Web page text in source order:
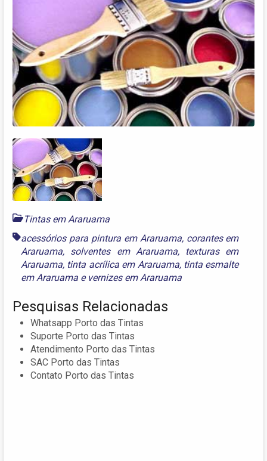
Tintas em Araruama
acessórios para pintura em Araruama, corantes em
Araruama, solventes em Araruama, texturas em
Araruama, tinta acrílica em Araruama, tinta esmalte
em Araruama e vernizes em Araruama
Pesquisas Relacionadas
Whatsapp Porto das Tintas
Suporte Porto das Tintas
Atendimento Porto das Tintas
SAC Porto das Tintas
Contato Porto das Tintas